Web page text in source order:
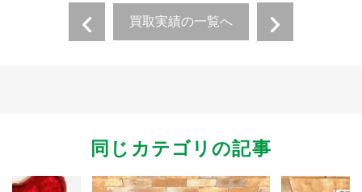
買取実績の一覧へ
同じカテゴリの記事